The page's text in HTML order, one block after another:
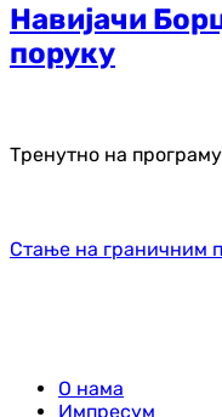
Навијачи
поруку
Тренутно на програму
Стање на граничним
О нама
Импресум